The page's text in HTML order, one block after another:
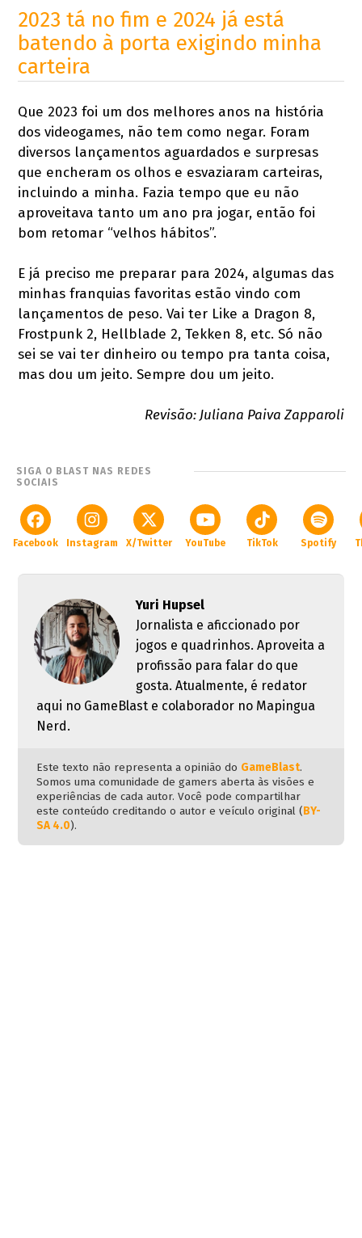
2023 tá no fim e 2024 já está
batendo à porta exigindo minha
carteira
Que 2023 foi um dos melhores anos na história
dos videogames, não tem como negar. Foram
diversos lançamentos aguardados e surpresas
que encheram os olhos e esvaziaram carteiras,
incluindo a minha. Fazia tempo que eu não
aproveitava tanto um ano pra jogar, então foi
bom retomar “velhos hábitos”.
E já preciso me preparar para 2024, algumas das
minhas franquias favoritas estão vindo com
lançamentos de peso. Vai ter Like a Dragon 8,
Frostpunk 2, Hellblade 2, Tekken 8, etc. Só não
sei se vai ter dinheiro ou tempo pra tanta coisa,
mas dou um jeito. Sempre dou um jeito.
Revisão: Juliana Paiva Zapparoli
SIGA O BLAST NAS REDES
SOCIAIS
Facebook Instagram X/Twitter YouTube TikTok Spotify
Yuri Hupsel
Jornalista e aficcionado por
jogos e quadrinhos. Aproveita a
profissão para falar do que
gosta. Atualmente, é redator
aqui no GameBlast e colaborador no Mapingua
Nerd.
Este texto não representa a opinião do GameBlast.
Somos uma comunidade de gamers aberta às visões e
experiências de cada autor. Você pode compartilhar
este conteúdo creditando o autor e veículo original (BY-
SA 4.0).